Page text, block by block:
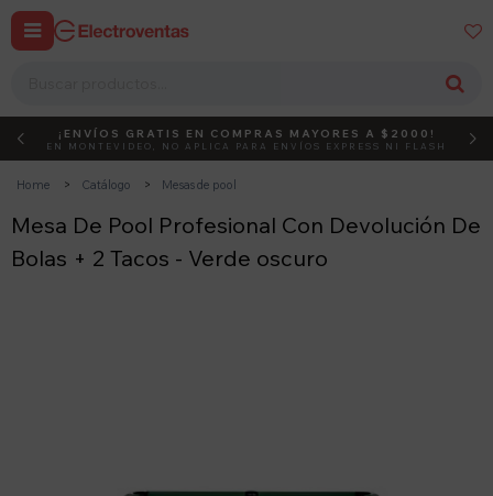
 
DEBUT ACTIVÁ EL CÓDIGO
¡ENVÍOS GRATIS EN COMPRAS MAYORES A $2000!
EN MONTEVIDEO, NO APLICA PARA ENVÍOS EXPRESS NI FLASH
Home Catálogo Mesas de pool
Mesa De Pool Profesional Con Devolución De
Bolas + 2 Tacos - Verde oscuro